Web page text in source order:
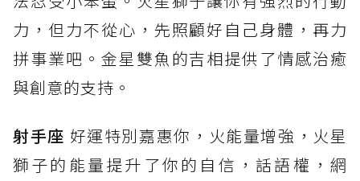
力，但力不從心，先照顧好自己身體，再力
拼事業吧。金星雙魚的吉相提供了情感治癒
與創意的支持。
射手座 好運特別嘉惠你，火能量增強，火星
獅子的能量提升了你的自信，話語權，網